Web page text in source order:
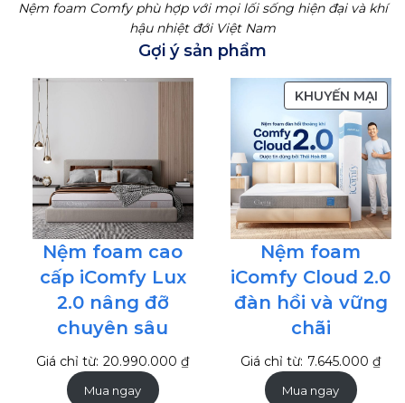
Nệm foam Comfy phù hợp với mọi lối sống hiện đại và khí
hậu nhiệt đới Việt Nam
Gợi ý sản phẩm
Nệm foam cao
cấp iComfy Lux
2.0 nâng đỡ
chuyên sâu
Giá chỉ từ: 20.990.000₫
Mua ngay
KHUYẾN MẠISẢN
GIÁ
Nệm foam
iComfy Cloud 2.0
đàn hồi và vững
chãi
Giá chỉ từ: 7.645.000₫
Mua ngay